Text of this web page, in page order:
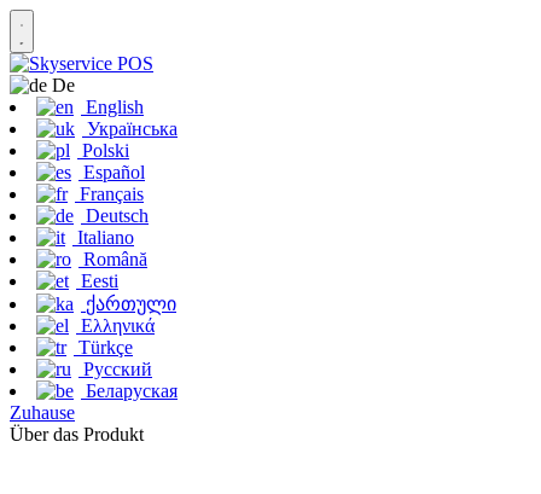
De
English
Українська
Polski
Español
Français
Deutsch
Italiano
Română
Eesti
ქართული
Ελληνικά
Türkçe
Русский
Беларуская
Zuhause
Über das Produkt